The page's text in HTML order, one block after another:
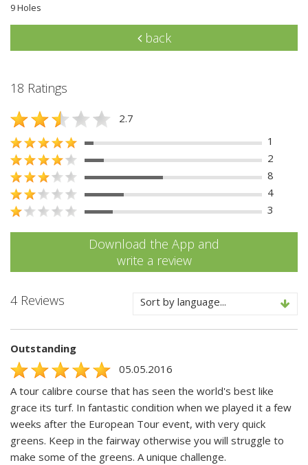
9 Holes
back
18 Ratings
2.7
1
2
8
4
3
Download the App and
write a review
4 Reviews Sort by language...
Outstanding
05.05.2016
A tour calibre course that has seen the world's best like
grace its turf. In fantastic condition when we played it a few
weeks after the European Tour event, with very quick
greens. Keep in the fairway otherwise you will struggle to
make some of the greens. A unique challenge.